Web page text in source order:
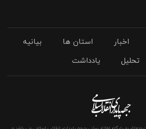
اخبار استان ها
بیانیه
تحلیل
یادداشت